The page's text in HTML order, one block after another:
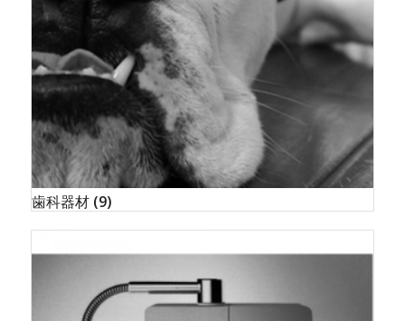
歯科器材 (9)